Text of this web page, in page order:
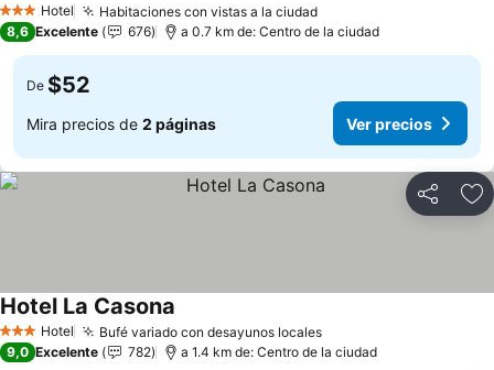
3 Estrellas
Hotel Habitaciones con vistas a la ciudadVer precios
8,6 Excelente 676 a 0.7 km de: Centro de la ciudad
De $52
Mira precios de 2 páginas Ver precios
Compartir
3 Estrellas
Hotel Bufé variado con desayunos localesVer precios
Hotel La Casona
9,0 Excelente 782 a 1.4 km de: Centro de la ciudad